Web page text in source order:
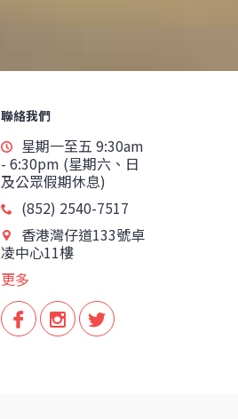
聯絡我們
星期一至五 9:30am
- 6:30pm (星期六、日
及公眾假期休息)
(852) 2540-7517
香港灣仔道133號卓
凌中心11樓
更多